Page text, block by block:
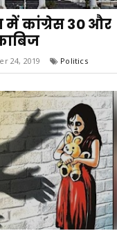
में कांग्रेस 30 और
24, 2019 Politics